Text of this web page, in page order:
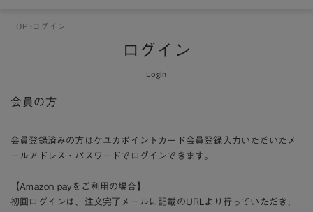
TOP ログイン
ログイン
Login
会員の方
会員登録済みの方はケユカポイントカード会員登録入力いただいたメ
ールアドレス・パスワードでログインできます。
【Amazon payをご利用の場合】
初回ログインは、注文完了メールに記載のURLより行っていただき、